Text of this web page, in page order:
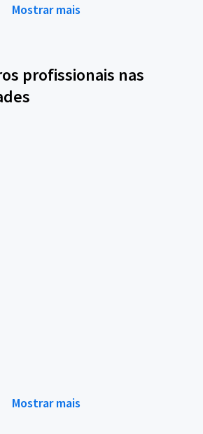
Mostrar mais
profissionais nas
Mostrar mais